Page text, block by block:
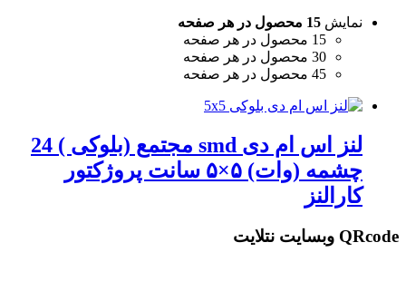
نمایش 15 محصول در هر صفحه
15 محصول در هر صفحه
30 محصول در هر صفحه
45 محصول در هر صفحه
لنز اس ام دی smd مجتمع (بلوکی ) 24
چشمه (وات) ۵×۵ سانت پروژکتور
کارالنز
QRcode وبسایت نتلایت